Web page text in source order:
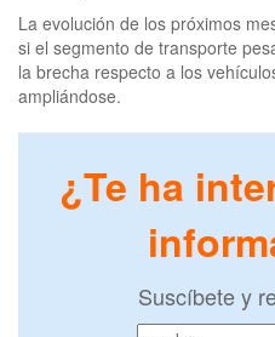
La evolución de los próximos
si el segmento de transporte
la brecha respecto a los
ampliándose.
¿Te ha
Suscíbete y